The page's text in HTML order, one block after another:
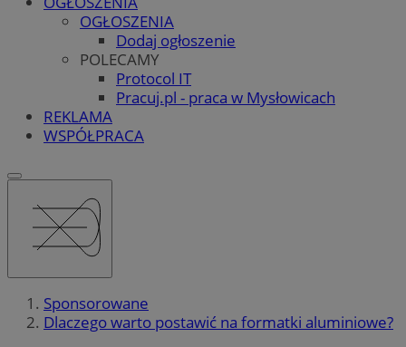
OGŁOSZENIA
Dodaj ogłoszenie
POLECAMY
Protocol IT
Pracuj.pl - praca w Mysłowicach
REKLAMA
WSPÓŁPRACA
Sponsorowane
Dlaczego warto postawić na formatki aluminiowe?